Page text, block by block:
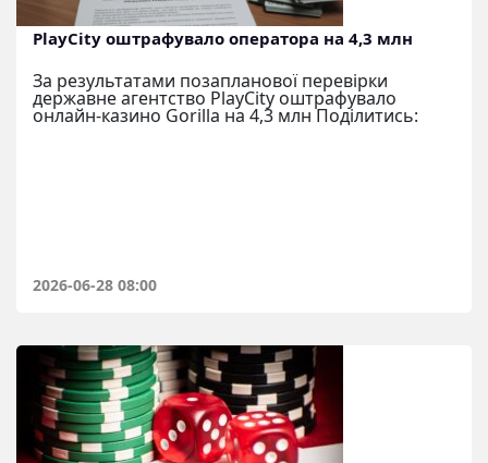
PlayCity оштрафувало оператора на 4,3 млн
За результатами позапланової перевірки
державне агентство PlayCity оштрафувало
онлайн-казино Gorilla на 4,3 млн Поділитись:
2026-06-28 08:00